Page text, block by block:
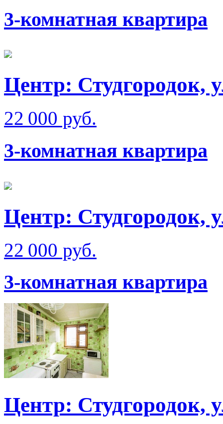
3-комнатная квартира
Центр: Студгородок,
22 000 руб.
3-комнатная квартира
Центр: Студгородок,
22 000 руб.
3-комнатная квартира
Центр: Студгородок,